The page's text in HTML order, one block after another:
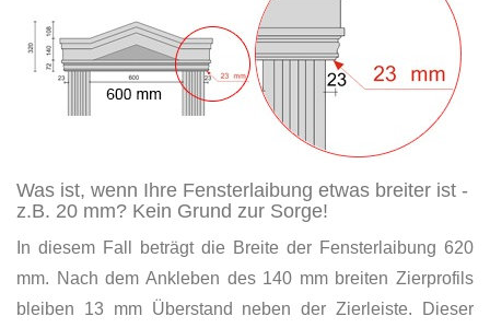
Was ist, wenn Ihre Fensterlaibung etwas breiter ist -
z.B. 20 mm? Kein Grund zur Sorge!
In diesem Fall beträgt die Breite der Fensterlaibung 620
mm. Nach dem Ankleben des 140 mm breiten Zierprofils
bleiben 13 mm Überstand neben der Zierleiste. Dieser